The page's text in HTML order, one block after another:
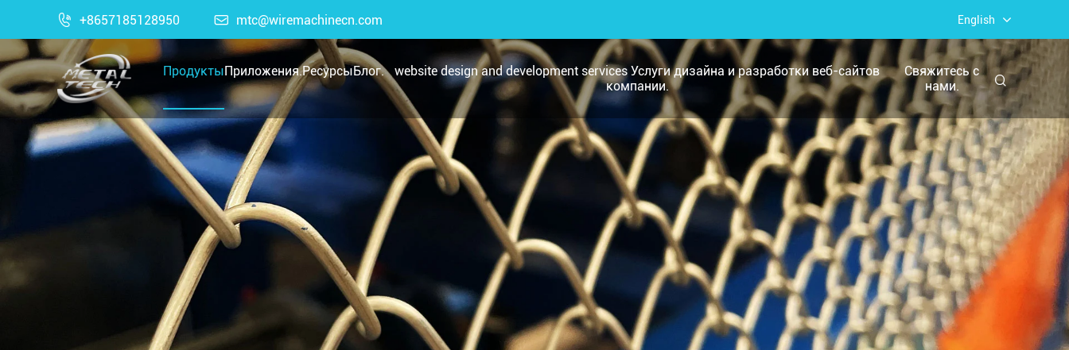
 +8657185128950  mtc@wiremachinecn.com English
ПродуктыПриложения.РесурсыБлог.
website design and development services Услуги дизайна и разработки веб-сайтов
компании.
Свяжитесь с
нами.